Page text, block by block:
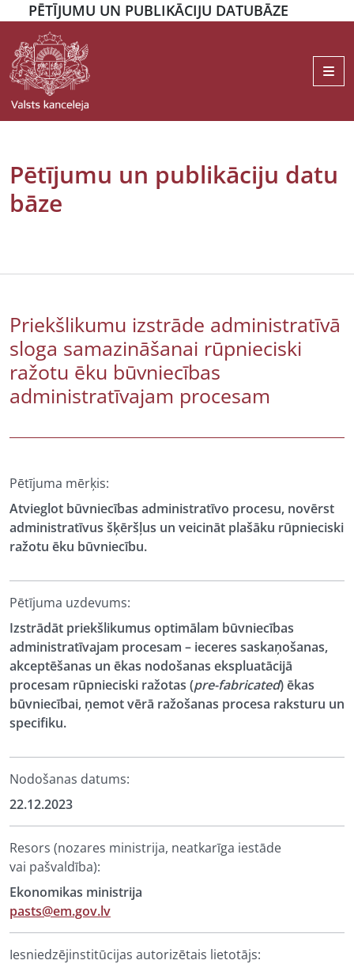
PĒTĪJUMU UN PUBLIKĀCIJU DATUBĀZE
Pētījumu un publikāciju datu
bāze
Priekšlikumu izstrāde administratīvā
sloga samazināšanai rūpnieciski
ražotu ēku būvniecības
administratīvajam procesam
Pētījuma mērķis:
Atvieglot būvniecības administratīvo procesu, novērst
administratīvus šķēršļus un veicināt plašāku rūpnieciski
ražotu ēku būvniecību.
Pētījuma uzdevums:
Izstrādāt priekšlikumus optimālam būvniecības
administratīvajam procesam – ieceres saskaņošanas,
akceptēšanas un ēkas nodošanas ekspluatācijā
procesam rūpnieciski ražotas (pre-fabricated) ēkas
būvniecībai, ņemot vērā ražošanas procesa raksturu un
specifiku.
Nodošanas datums:
22.12.2023
Resors (nozares ministrija, neatkarīga iestāde
vai pašvaldība):
Ekonomikas ministrija
pasts@em.gov.lv
Iesniedzējinstitūcijas autorizētais lietotājs: